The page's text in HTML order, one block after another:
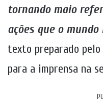
tornando maio
ações que o
texto preparado
para a imprensa na